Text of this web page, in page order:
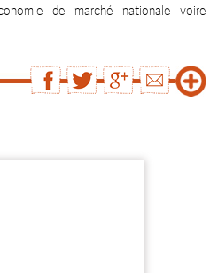
de marché nationale voire